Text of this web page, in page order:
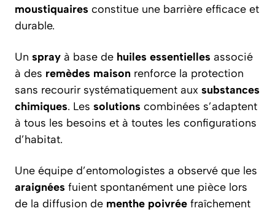
moustiquaires constitue une barrière efficace et
durable.
Un spray à base de huiles essentielles associé
à des remèdes maison renforce la protection
sans recourir systématiquement aux substances
chimiques. Les solutions combinées s’adaptent
à tous les besoins et à toutes les configurations
d’habitat.
Une équipe d’entomologistes a observé que les
araignées fuient spontanément une pièce lors
de la diffusion de menthe poivrée fraîchement